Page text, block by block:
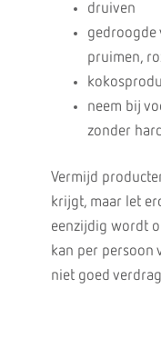
druiven
gedroogde
pruimen,
neem bij
zonder
Vermijd
krijgt, maar let
eenzijdig wordt
kan per persoon
niet goed